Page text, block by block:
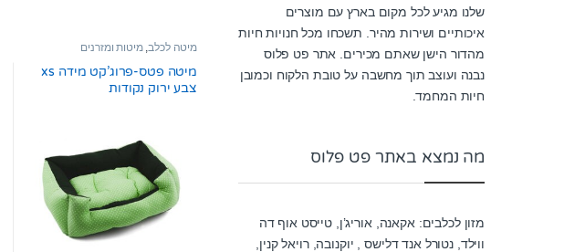
מיטה לכלב,מיטות ומזרנים
מיטה פטס-פרוג’קט מידה xs
צבע ירוק נקודות
שלנו מגיע לכל מקום בארץ עם מוצרים
איכותיים ושירות מהיר. תשכחו מכל חנויות חיות
מהדור הישן שאתם מכירים. אתר פט פלוס
נבנה ועוצב תוך מחשבה על טובת הלקוח וכמובן
חיות המחמד.
מה נמצא באתר פט פלוס
מזון לכלבים: אקאנה, אוריג’ן, טייסט אוף דה
ווילד, נטורל אנד דלישס , יוקנובה, רויאל קנין,